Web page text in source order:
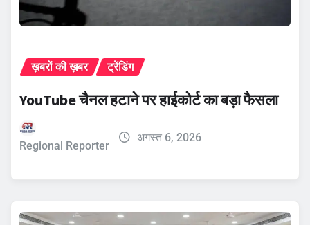
ख़बरों की ख़बर ट्रेंडिंग
YouTube चैनल हटाने पर हाईकोर्ट का बड़ा फैसला
Regional Reporter
अगस्त 6, 2026